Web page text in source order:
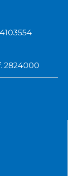
2824000